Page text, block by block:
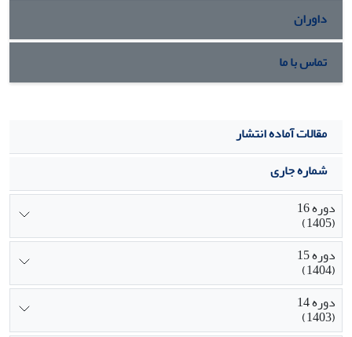
داوران
تماس با ما
مقالات آماده انتشار
شماره جاری
دوره 16
(1405)
دوره 15
(1404)
دوره 14
(1403)